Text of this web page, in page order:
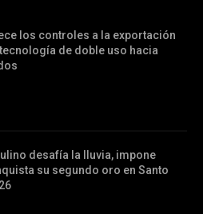
los controles a la exportación
de doble uso hacia
desafía la lluvia, impone
su segundo oro en Santo